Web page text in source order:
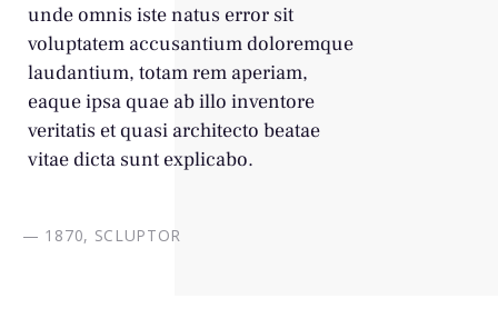
unde omnis iste natus error sit
voluptatem accusantium doloremque
laudantium, totam rem aperiam,
eaque ipsa quae ab illo inventore
veritatis et quasi architecto beatae
vitae dicta sunt explicabo.
— 1870, SCLUPTOR